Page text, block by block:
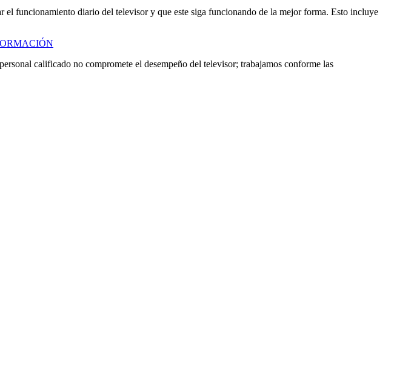
funcionamiento diario del televisor y que este siga funcionando de la mejor forma. Esto incluye
calificado no compromete el desempeño del televisor; trabajamos conforme las